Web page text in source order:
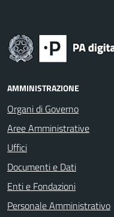
AMMINISTRAZIONE
Organi di Governo
Aree Amministrative
Uffici
Documenti e Dati
Enti e Fondazioni
Personale Amministrativo